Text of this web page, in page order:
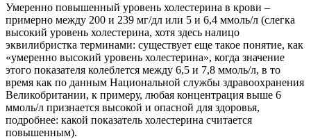
Умеренно повышенный уровень холестерина в крови –
примерно между 200 и 239 мг/дл или 5 и 6,4 ммоль/л (слегка
высокий уровень холестерина, хотя здесь налицо
эквилибристка терминами: существует еще такое понятие, как
«умеренно высокий уровень холестерина», когда значение
этого показателя колеблется между 6,5 и 7,8 ммоль/л, в то
время как по данным Национальной службы здравоохранения
Великобритании, к примеру, любая концентрация выше 6
ммоль/л признается высокой и опасной для здоровья,
подробнее: какой показатель холестерина считается
повышенным).